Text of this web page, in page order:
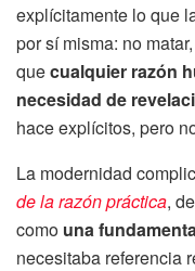
explícitamente lo que
por sí misma: no
quecualquier razón
necesidad de
hace explícitos, pero
La modernidad
de la razón práctica,
como una
necesitaba referencia